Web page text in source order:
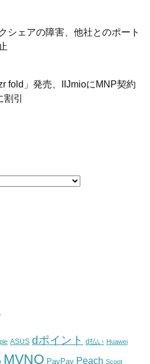
シェアの障害、他社とのポート
fold」発売、IIJmioにMNP契約
引
ASUS dポイント d払い Huawei
MVNO PayPay Peach Scoot